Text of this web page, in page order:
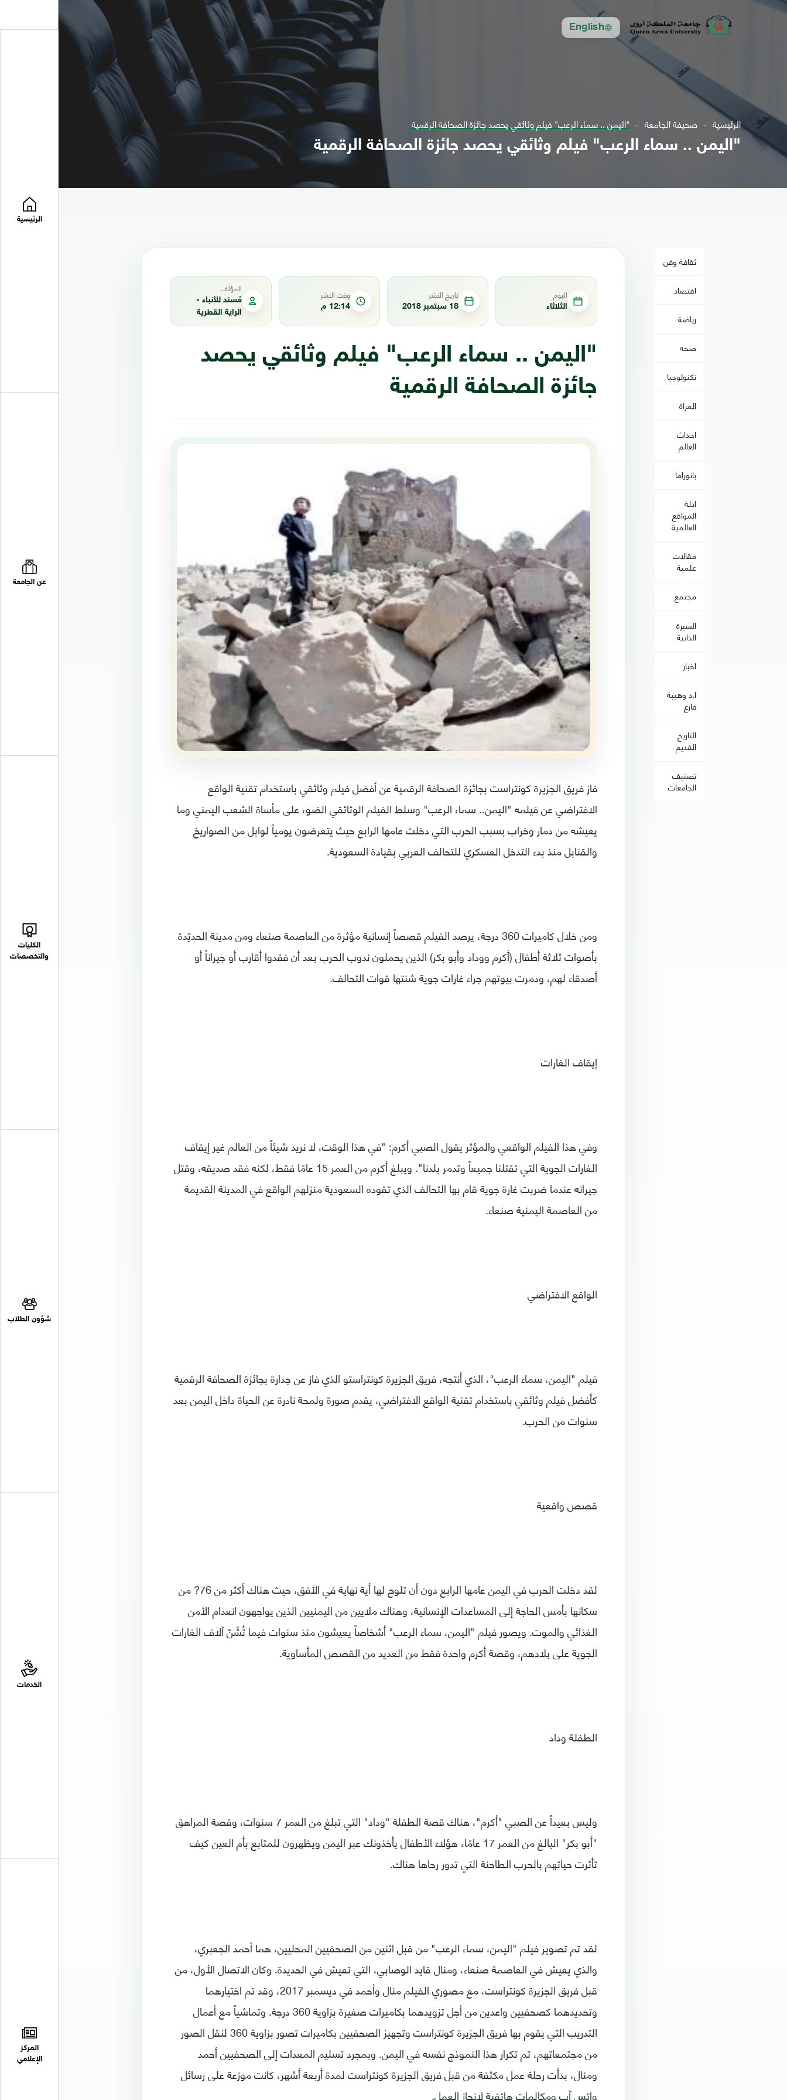
English
الرئيسية
عن الجامعة
الكليات
والتخصصات
شؤون الطلاب
الخدمات
المركز
الإعلامي
الرئيسية صحيفة الجامعة "اليمن .. سماء الرعب" فيلم وثائقي يحصد جائزة الصحافة الرقمية
"اليمن .. سماء الرعب" فيلم وثائقي يحصد جائزة الصحافة الرقمية
ثقافة وفن
اقتصاد
رياضة
صحه
تكنولوجيا
المراة
احداث
العالم
بانوراما
ادلة
المواقع
العالمية
مقالات
علمية
مجتمع
السيرة
الذاتية
اخبار
ا.د وهيبة
فارع
التاريخ
القديم
تصنيف
الجامعات
اليوم
الثلاثاء
تاريخ النشر
18 سبتمبر 2018
وقت النشر
12:14 م
المؤلف
مُسند للأنباء -
الراية القطرية
"اليمن .. سماء الرعب" فيلم وثائقي يحصد
جائزة الصحافة الرقمية
فاز فريق الجزيرة كونتراست بجائزة الصحافة الرقمية عن أفضل فيلم وثائقي باستخدام تقنية الواقع
الافتراضي عن فيلمه "اليمن.. سماء الرعب" وسلط الفيلم الوثائقي الضوء على مأساة الشعب اليمني وما
يعيشه من دمار وخراب بسبب الحرب التي دخلت عامها الرابع حيث يتعرضون يومياً لوابل من الصواريخ
والقنابل منذ بدء التدخل العسكري للتحالف العربي بقيادة السعودية.
ومن خلال كاميرات 360 درجة، يرصد الفيلم قصصاً إنسانية مؤثرة من العاصمة صنعاء ومن مدينة الحديّدة
بأصوات ثلاثة أطفال (أكرم ووداد وأبو بكر) الذين يحملون ندوب الحرب بعد أن فقدوا أقارب أو جيراناً أو
أصدقاء لهم، ودمرت بيوتهم جراء غارات جوية شنتها قوات التحالف.
إيقاف الغارات
وفي هذا الفيلم الواقعي والمؤثر يقول الصبي أكرم: "في هذا الوقت، لا نريد شيئاً من العالم غير إيقاف
الغارات الجوية التي تقتلنا جميعاً وتدمر بلدنا". ويبلغ أكرم من العمر 15 عامًا فقط، لكنه فقد صديقه، وقتل
جيرانه عندما ضربت غارة جوية قام بها التحالف الذي تقوده السعودية منزلهم الواقع في المدينة القديمة
من العاصمة اليمنية صنعاء.
الواقع الافتراضي
فيلم "اليمن، سماء الرعب"، الذي أنتجه، فريق الجزيرة كونتراستو الذي فاز عن جدارة بجائزة الصحافة الرقمية
كأفضل فيلم وثائقي باستخدام تقنية الواقع الافتراضي، يقدم صورة ولمحة نادرة عن الحياة داخل اليمن بعد
سنوات من الحرب.
قصص واقعية
لقد دخلت الحرب في اليمن عامها الرابع دون أن تلوح لها أية نهاية في الأفق، حيث هناك أكثر من 76? من
سكانها بأمس الحاجة إلى المساعدات الإنسانية، وهناك ملايين من اليمنيين الذين يواجهون انعدام الأمن
الغذائي والموت. ويصور فيلم "اليمن، سماء الرعب" أشخاصاً يعيشون منذ سنوات فيما تُشَنّ آلاف الغارات
الجوية على بلادهم، وقصة أكرم واحدة فقط من العديد من القصص المأساوية.
الطفلة وداد
وليس بعيداً عن الصبي "أكرم"، هناك قصة الطفلة "وداد" التي تبلغ من العمر 7 سنوات، وقصة المراهق
"أبو بكر" البالغ من العمر 17 عامًا، هؤلاء الأطفال يأخذونك عبر اليمن ويظهرون للمتابع بأم العين كيف
تأثرت حياتهم بالحرب الطاحنة التي تدور رحاها هناك.
لقد تم تصوير فيلم "اليمن، سماء الرعب" من قبل اثنين من الصحفيين المحليين، هما أحمد الجعبري،
والذي يعيش في العاصمة صنعاء، ومنال قايد الوصابي، التي تعيش في الحديدة. وكان الاتصال الأول، من
قبل فريق الجزيرة كونتراست، مع مصوري الفيلم منال وأحمد في ديسمبر 2017، وقد تم اختيارهما
وتحديدهما كصحفيين واعدين من أجل تزويدهما بكاميرات صغيرة بزاوية 360 درجة. وتماشياً مع أعمال
التدريب التي يقوم بها فريق الجزيرة كونتراست وتجهيز الصحفيين بكاميرات تصور بزاوية 360 لنقل الصور
من مجتمعاتهم، تم تكرار هذا النموذج نفسه في اليمن. وبمجرد تسليم المعدات إلى الصحفيين أحمد
ومنال، بدأت رحلة عمل مكثفة من قبل فريق الجزيرة كونتراست لمدة أربعة أشهر، كانت موزعة على رسائل
واتس آب ومكالمات هاتفية لإنجاز العمل.